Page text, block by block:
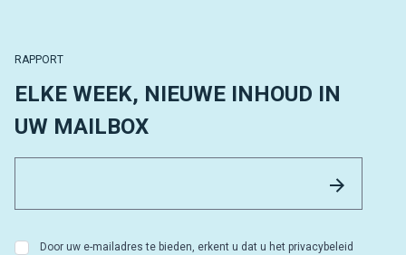
RAPPORT
ELKE WEEK, NIEUWE INHOUD IN
UW MAILBOX
Door uw e-mailadres te bieden, erkent u dat u het privacybeleid